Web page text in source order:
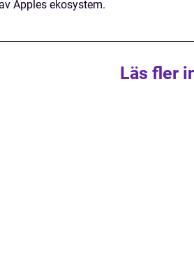
Apples ekosystem.
Läs fler